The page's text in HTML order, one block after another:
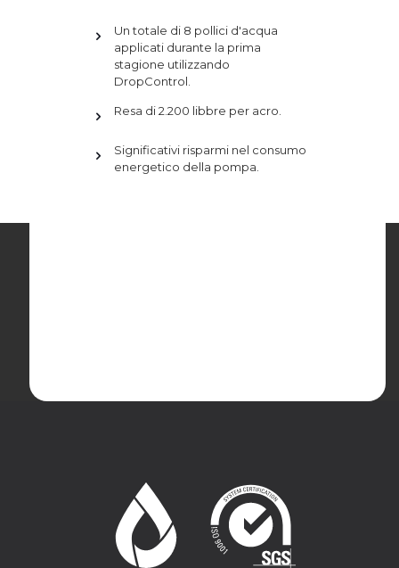
Un totale di 8 pollici d'acqua
applicati durante la prima
stagione utilizzando
DropControl.
Resa di 2.200 libbre per acro.
Significativi risparmi nel consumo
energetico della pompa.